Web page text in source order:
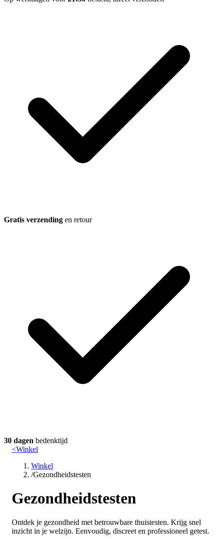
Gratis verzending en retour
30 dagen bedenktijd
<Winkel
Winkel
/Gezondheidstesten
Gezondheidstesten
Ontdek je gezondheid met betrouwbare thuistesten. Krijg snel
inzicht in je welzijn. Eenvoudig, discreet en professioneel getest.